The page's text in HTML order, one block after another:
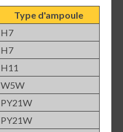
Type d'ampoule
H7
H7
H11
W5W
PY21W
PY21W